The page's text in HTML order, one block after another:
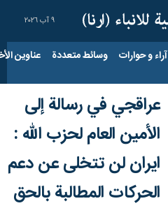
٩ آب ٢٠٢٦
آراء و حوارات وسائط متعددة عناوين
عراقجي في رسالة إلى
الأمين العام لحزب الله :
ایران لن تتخلى عن دعم
الحركات المطالبة بالحق